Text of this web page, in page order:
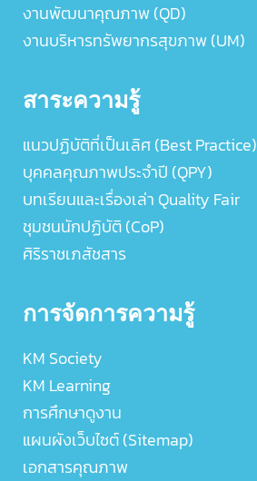
งานพัฒนาคุณภาพ (QD)
งานบริหารทรัพยากรสุขภาพ (UM)
สาระความรู้
แนวปฏิบัติที่เป็นเลิศ (Best Practice)
บุคคลคุณภาพประจำปี (QPY)
บทเรียนและเรื่องเล่า Quality Fair
ชุมชนนักปฏิบัติ (CoP)
ศิริราชเภสัชสาร
การจัดการความรู้
KM Society
KM Learning
การศึกษาดูงาน
แผนผังเว็บไซต์ (Sitemap)
เอกสารคุณภาพ